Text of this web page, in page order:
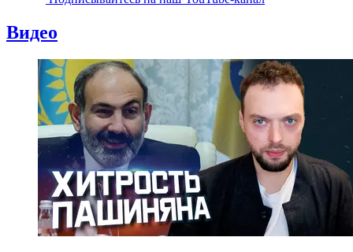
Видео